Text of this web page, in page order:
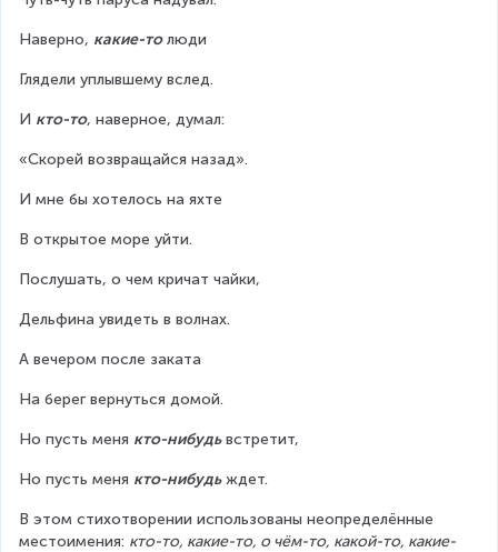
Наверно, какие-то люди
Глядели уплывшему вслед.
И кто-то, наверное, думал:
«Скорей возвращайся назад».
И мне бы хотелось на яхте
В открытое море уйти.
Послушать, о чем кричат чайки,
Дельфина увидеть в волнах.
А вечером после заката
На берег вернуться домой.
Но пусть меня кто-нибудь встретит,
Но пусть меня кто-нибудь ждет.
В этом стихотворении использованы неопределённые
местоимения: кто-то, какие-то, о чём-то, какой-то, какие-